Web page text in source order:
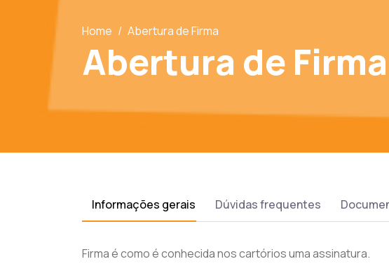
Home / Abertura de Firma
Abertura de Firma
Informações gerais Dúvidas frequentes
Firma é como é conhecida nos cartórios uma assinatura.